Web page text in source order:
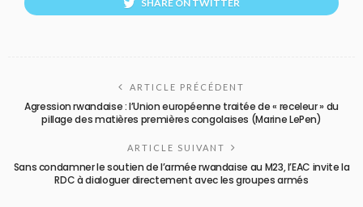
SHARE ON TWITTER
ARTICLE PRÉCÉDENT
Agression rwandaise : l’Union européenne traitée de « receleur » du
pillage des matières premières congolaises (Marine LePen)
ARTICLE SUIVANT
Sans condamner le soutien de l’armée rwandaise au M23, l’EAC invite la
RDC à dialoguer directement avec les groupes armés